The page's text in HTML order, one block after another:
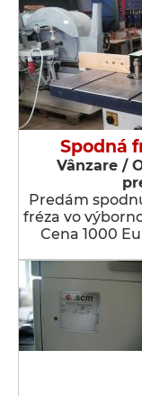
Spodná
Vânzare /
Predám
fréza vo
Cena 1000